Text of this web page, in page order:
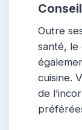
Outre
santé, le
cuisine.
de